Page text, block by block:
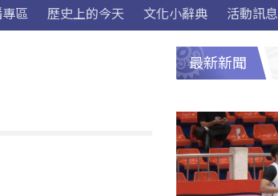
區 歷史上的今天 文化小辭典 活動訊息
最新新聞